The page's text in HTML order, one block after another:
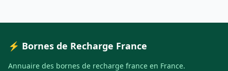
⚡ Bornes de Recharge France
Annuaire des bornes de recharge france en France.